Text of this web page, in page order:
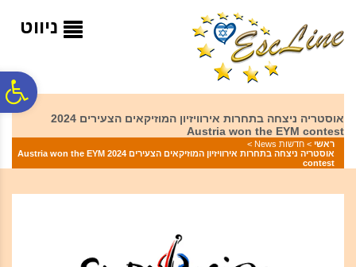
המרכזי
ניווט
אוסטריה ניצחה בתחרות אירוויזיון המוזיקאים הצעירים 2024
Austria won the EYM contest
ראשי > חדשות News
>
אוסטריה ניצחה בתחרות אירוויזיון המוזיקאים הצעירים 2024 Austria won the EYM
contest